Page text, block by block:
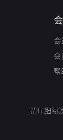
会
会
帮
请仔细阅